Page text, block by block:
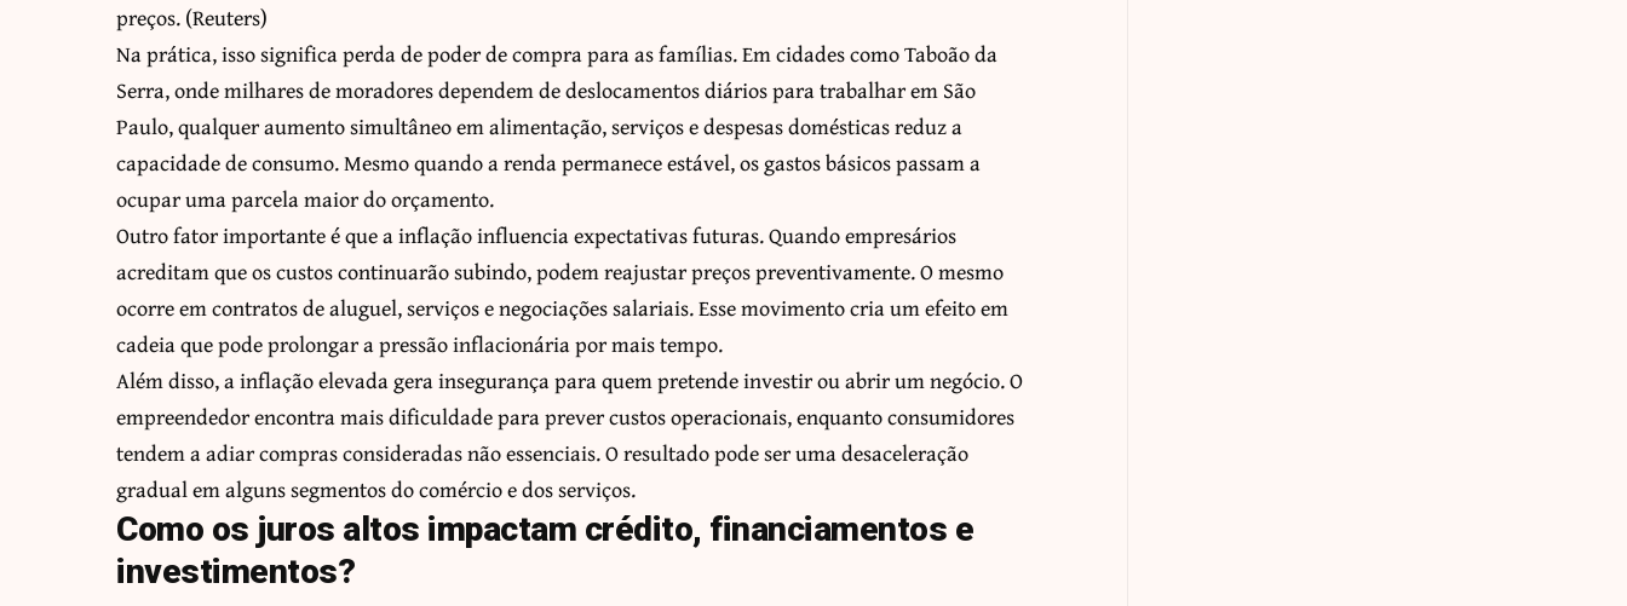
preços. (Reuters)
Na prática, isso significa perda de poder de compra para as famílias. Em cidades como Taboão da
Serra, onde milhares de moradores dependem de deslocamentos diários para trabalhar em São
Paulo, qualquer aumento simultâneo em alimentação, serviços e despesas domésticas reduz a
capacidade de consumo. Mesmo quando a renda permanece estável, os gastos básicos passam a
ocupar uma parcela maior do orçamento.
Outro fator importante é que a inflação influencia expectativas futuras. Quando empresários
acreditam que os custos continuarão subindo, podem reajustar preços preventivamente. O mesmo
ocorre em contratos de aluguel, serviços e negociações salariais. Esse movimento cria um efeito em
cadeia que pode prolongar a pressão inflacionária por mais tempo.
Além disso, a inflação elevada gera insegurança para quem pretende investir ou abrir um negócio. O
empreendedor encontra mais dificuldade para prever custos operacionais, enquanto consumidores
tendem a adiar compras consideradas não essenciais. O resultado pode ser uma desaceleração
gradual em alguns segmentos do comércio e dos serviços.
Como os juros altos impactam crédito, financiamentos e
investimentos?